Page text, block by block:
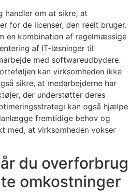
handler om at sikre, at
for de licenser, den reelt bruger.
en kombination af regelmæssige
af IT-løsninger til
med softwareudbydere.
kan virksomheden ikke
sikre, at medarbejderne har
der understøtter deres
kan også hjælpe
fremtidige behov og
med, at virksomheden vokser
du overforbrug
omkostninger